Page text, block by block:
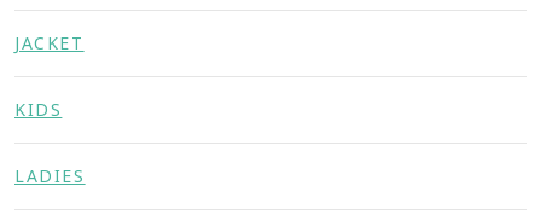
JACKET
KIDS
LADIES